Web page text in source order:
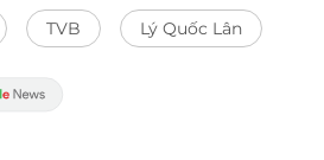
TVB Lý Quốc Lân